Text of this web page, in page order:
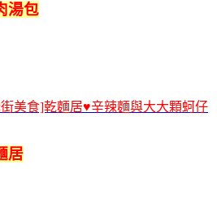
湯包
美食]乾麵居♥辛辣麵與大大顆蚵仔
居